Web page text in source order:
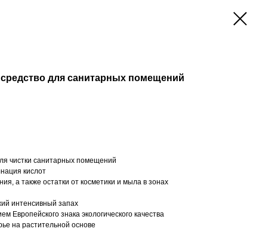
для санитарных помещений
чистки санитарных помещений
кислот
а также остатки от косметики и мыла в зонах
интенсивный запах
Европейского знака экологического качества
на растительной основе